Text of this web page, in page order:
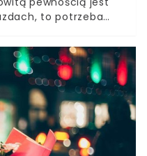
to potrzeba
kłócić, bo
sprzeczki mogą
cechują się
zdążyły się
podążają
tez znaki zodiaku
i
lidera.